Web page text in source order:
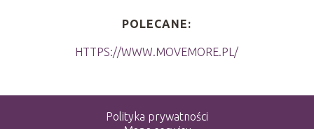
POLECANE:
HTTPS://WWW.MOVEMORE.PL/
Polityka prywatności